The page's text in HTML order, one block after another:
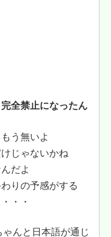
全禁止になったん
う無いよ
じゃないかね
だよ
りの予感がする
・・
んと日本語が通じ